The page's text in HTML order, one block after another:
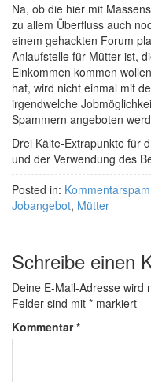
Na, ob die hier mit
zu allem Überfluss auch
einem gehackten Forum
Anlaufstelle für Mütter ist,
Einkommen kommen
hat, wird nicht einmal mit
irgendwelche
Spammern angeboten
Drei Kälte-Extrapunkte für
und der Verwendung des
Posted in: Kommentarspam
Jobangebot, Mütter
Schreibe einen
Deine E-Mail-Adresse wird
Felder sind mit * markiert
Kommentar*